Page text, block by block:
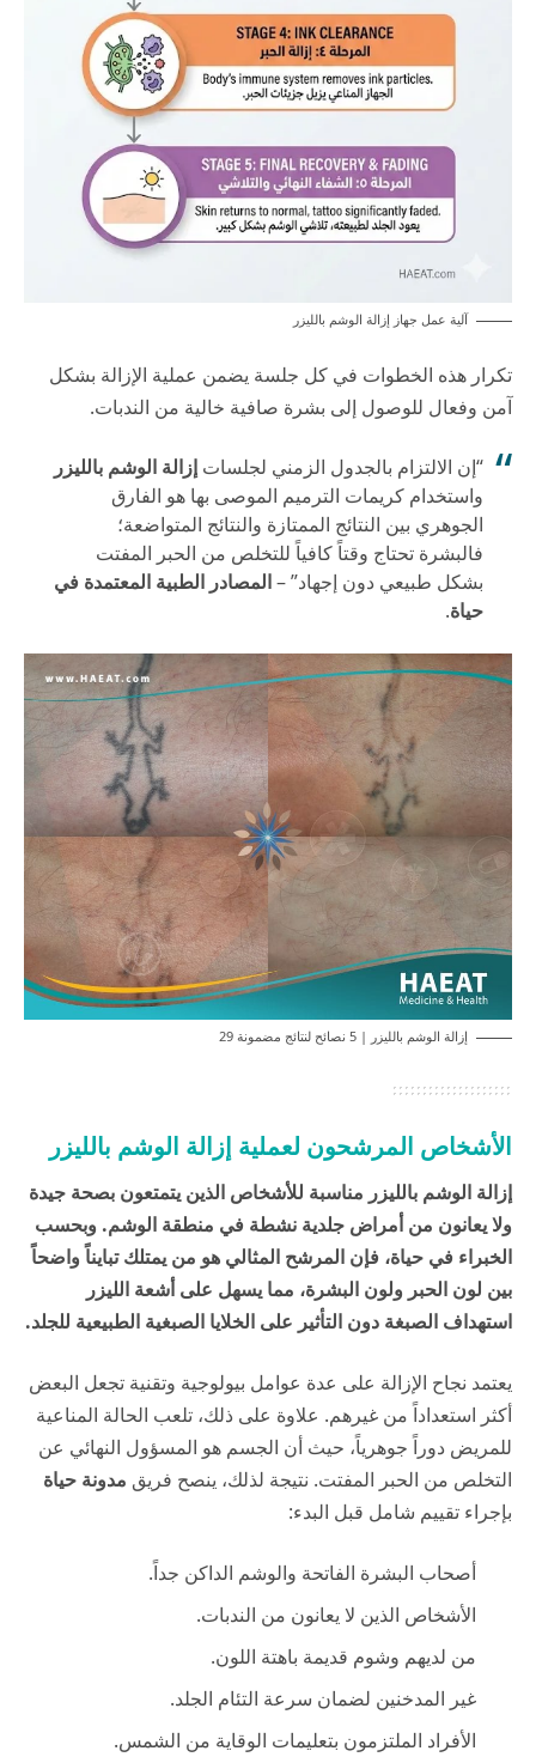
آلية عمل جهاز إزالة الوشم بالليزر
تكرار هذه الخطوات في كل جلسة يضمن عملية الإزالة بشكل
آمن وفعال للوصول إلى بشرة صافية خالية من الندبات.
“إن الالتزام بالجدول الزمني لجلسات إزالة الوشم بالليزر
واستخدام كريمات الترميم الموصى بها هو الفارق
الجوهري بين النتائج الممتازة والنتائج المتواضعة؛
فالبشرة تحتاج وقتاً كافياً للتخلص من الحبر المفتت
بشكل طبيعي دون إجهاد” –المصادر الطبية المعتمدة في
حياة.
إزالة الوشم بالليزر | 5 نصائح لنتائج مضمونة 29
الأشخاص المرشحون لعملية إزالة الوشم بالليزر
إزالة الوشم بالليزر مناسبة للأشخاص الذين يتمتعون بصحة جيدة
ولا يعانون من أمراض جلدية نشطة في منطقة الوشم. وبحسب
الخبراء في حياة، فإن المرشح المثالي هو من يمتلك تبايناً واضحاً
بين لون الحبر ولون البشرة، مما يسهل على أشعة الليزر
استهداف الصبغة دون التأثير على الخلايا الصبغية الطبيعية للجلد.
يعتمد نجاح الإزالة على عدة عوامل بيولوجية وتقنية تجعل البعض
أكثر استعداداً من غيرهم. علاوة على ذلك، تلعب الحالة المناعية
للمريض دوراً جوهرياً، حيث أن الجسم هو المسؤول النهائي عن
التخلص من الحبر المفتت. نتيجة لذلك، ينصح فريق مدونة حياة
بإجراء تقييم شامل قبل البدء:
أصحاب البشرة الفاتحة والوشم الداكن جداً.
الأشخاص الذين لا يعانون من الندبات.
من لديهم وشوم قديمة باهتة اللون.
غير المدخنين لضمان سرعة التئام الجلد.
الأفراد الملتزمون بتعليمات الوقاية من الشمس.